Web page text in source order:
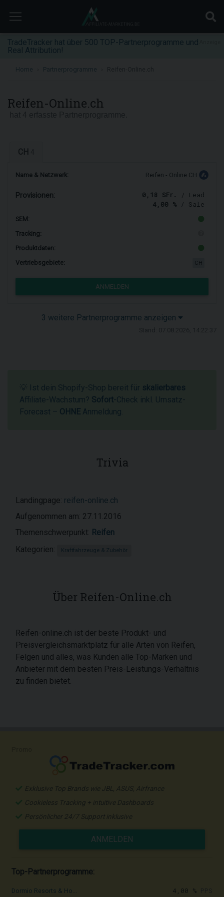
TradeTracker hat über 500 TOP-Partnerprogramme und
Real Attribution!
Home Partnerprogramme
Reifen-Online.ch
CH
Name & Netzwerk: Reifen - Online CH
Provisionen: 0,18 SFr.
/ Lead
4,00 % / Sale
SEM:
Tracking:
Produktdaten:
Vertriebsgebiete:
ANMELDEN
3 weitere Partnerprogramme anzeigen
💡 Ist dein Shopify-Shop bereit für skalierbares
Affiliate-Wachstum? Sofort-Check inkl. Umsatz-
Forecast – OHNE Anmeldung.
Trivia
Landingpage: reifen-online.ch
Aufgenommen am: 27.11.2016
Themenschwerpunkt: Reifen
Kategorien:
Kraftfahrzeuge & Zubehör
Über Reifen-Online.ch
Reifen-online.ch ist der beste Produkt- und
Preisvergleichsmarktplatz für alle Arten von Reifen,
Felgen und alles, was Kunden alle Top-Marken und
Anbieter mit dem besten Preis-Leistungs-Verhältnis
zu finden bietet.
Exklusive Top Brands wie JBL, ASUS, Airfrance
Cookieless Tracking + intuitive Dashboards
Persönlicher 24/7 Support inklusive
ANMELDEN
Top-Partnerprogramme:
Dormio Resorts & Ho... 4,00 %